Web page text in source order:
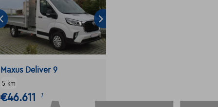
Maxus Deliver 9
5 km
€46.611 1